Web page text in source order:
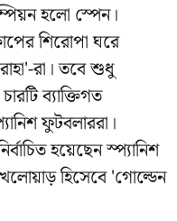
হলো স্পেন।
শিরোপা ঘরে
রা। তবে শুধু
ব্যাক্তিগত
ফুটবলাররা।
হয়েছেন স্প্যানিশ
হিসেবে 'গোল্ডেন